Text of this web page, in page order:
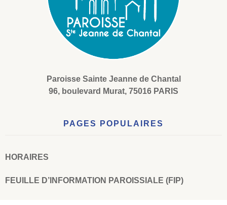
Paroisse Sainte Jeanne de Chantal
96, boulevard Murat, 75016 PARIS
PAGES POPULAIRES
HORAIRES
FEUILLE D’INFORMATION PAROISSIALE (FIP)